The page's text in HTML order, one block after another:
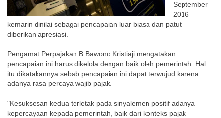
September
2016
kemarin dinilai sebagai pencapaian luar biasa dan patut
diberikan apresiasi.
Pengamat Perpajakan B Bawono Kristiaji mengatakan
pencapaian ini harus dikelola dengan baik oleh pemerintah. Hal
itu dikatakannya sebab pencapaian ini dapat terwujud karena
adanya rasa percaya wajib pajak.
"Kesuksesan kedua terletak pada sinyalemen positif adanya
kepercayaan kepada pemerintah, baik dari konteks pajak